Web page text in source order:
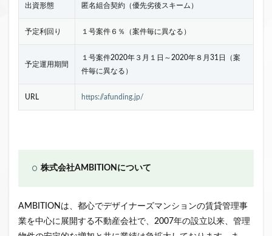
出資形態 匿名組合契約（優先劣後スキーム）
予定利回り １号案件６％（案件毎に異なる）
予定運用期間
１号案件2020年３月１日～2020年８月31日（案
件毎に異なる）
URL https://afunding.jp/
株式会社AMBITIONについて
AMBITIONは、都心でデザイナーズマンションの賃貸管理事
業を中心に展開する不動産会社で、2007年の設立以来、管理